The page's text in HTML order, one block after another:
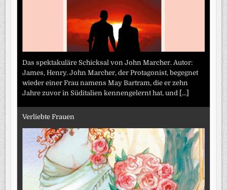
Das spektakuläre Schicksal von John Marcher. Autor:
James, Henry. John Marcher, der Protagonist, begegnet
wieder einer Frau namens May Bartram, die er zehn
Jahre zuvor in Süditalien kennengelernt hat, und [...]
Verliebte Frauen